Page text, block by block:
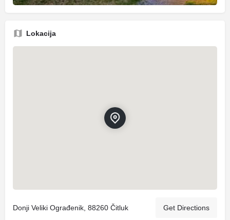
Lokacija
Donji Veliki Ograđenik, 88260 Čitluk Get Directions